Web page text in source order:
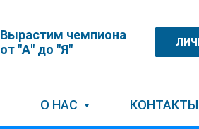
Вырастим чемпиона
от "А" до "Я"
О НАС КОНТАКТЫ